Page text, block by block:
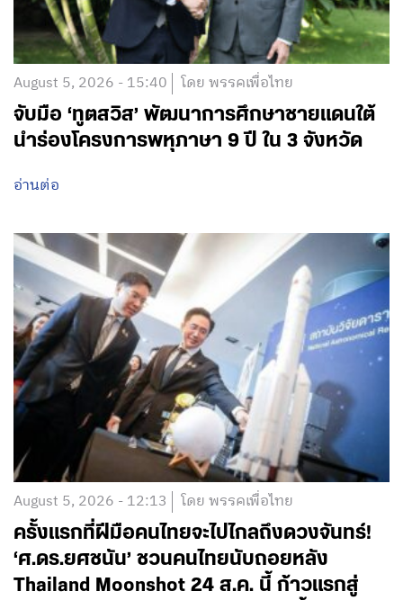
August 5, 2026 - 15:40 โดย พรรคเพื่อไทย
จับมือ ‘ทูตสวิส’ พัฒนาการศึกษาชายแดนใต้
นำร่องโครงการพหุภาษา 9 ปี ใน 3 จังหวัด
อ่านต่อ
August 5, 2026 - 12:13 โดย พรรคเพื่อไทย
ครั้งแรกที่ฝีมือคนไทยจะไปไกลถึงดวงจันทร์!
‘ศ.ดร.ยศชนัน’ ชวนคนไทยนับถอยหลัง
Thailand Moonshot 24 ส.ค. นี้ ก้าวแรกสู่